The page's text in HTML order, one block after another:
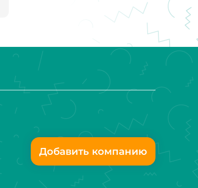
Добавить компанию